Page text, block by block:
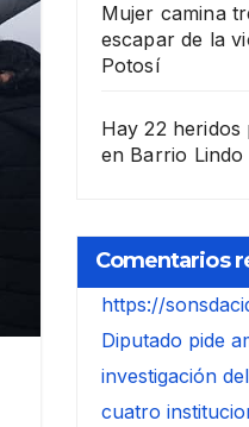
Mujer camina
escapar de la
Potosí
Hay 22
en Barrio Lindo
Comentarios
https://
Diputado pide
investigación
cuatro